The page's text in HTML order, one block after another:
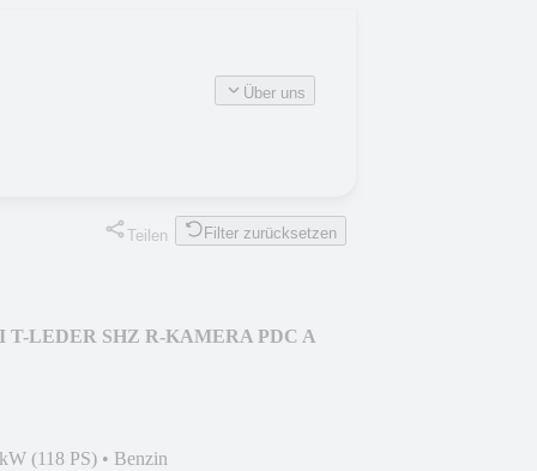
Über uns
Teilen Filter zurücksetzen
LEDER SHZ R-KAMERA PDC A
(118 PS) • Benzin